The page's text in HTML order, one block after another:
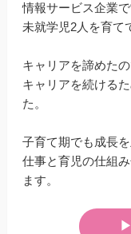
情報サービス企業
未就学児2人を育て
キャリアを諦めたの
キャリアを続ける
た。
子育て期でも成長
仕事と育児の仕組
ます。